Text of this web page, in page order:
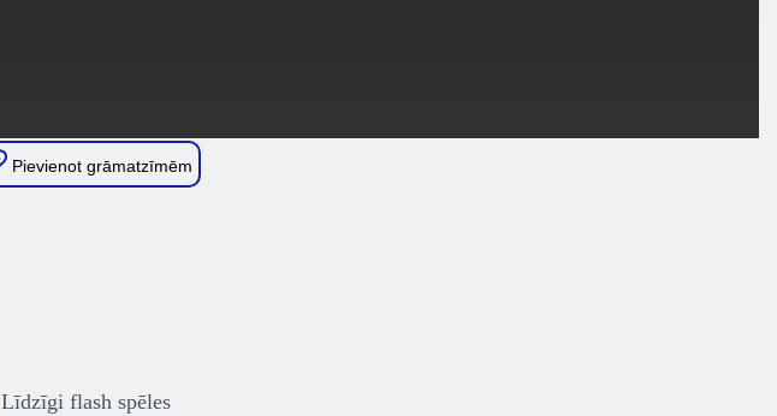
Pievienot grāmatzīmēm
Līdzīgi flash spēles